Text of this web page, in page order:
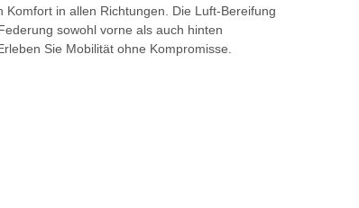
in allen Richtungen. Die Luft-Bereifung
sowohl vorne als auch hinten
Sie Mobilität ohne Kompromisse.